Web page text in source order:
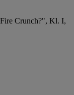
Crunch?", Kl. I,